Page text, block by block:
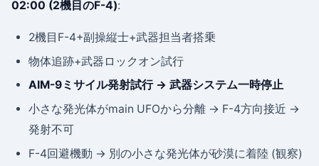
02:00 (2機目のF-4):
2機目F-4+副操縦士+武器担当者搭乗
物体追跡+武器ロックオン試行
AIM-9ミサイル発射試行 → 武器システム一時停止
小さな発光体がmain UFOから分離 → F-4方向接近 →
発射不可
F-4回避機動 → 別の小さな発光体が砂漠に着陸 (観察)